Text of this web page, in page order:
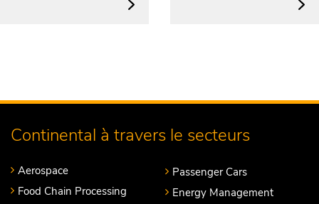
Continental à travers le secteurs
Aerospace
Food Chain Processing
Passenger Cars
Energy Management